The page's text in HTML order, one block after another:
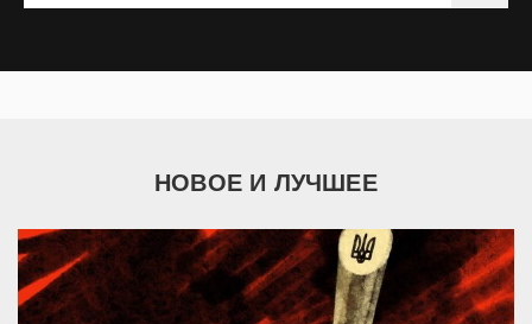
НОВОЕ И ЛУЧШЕЕ